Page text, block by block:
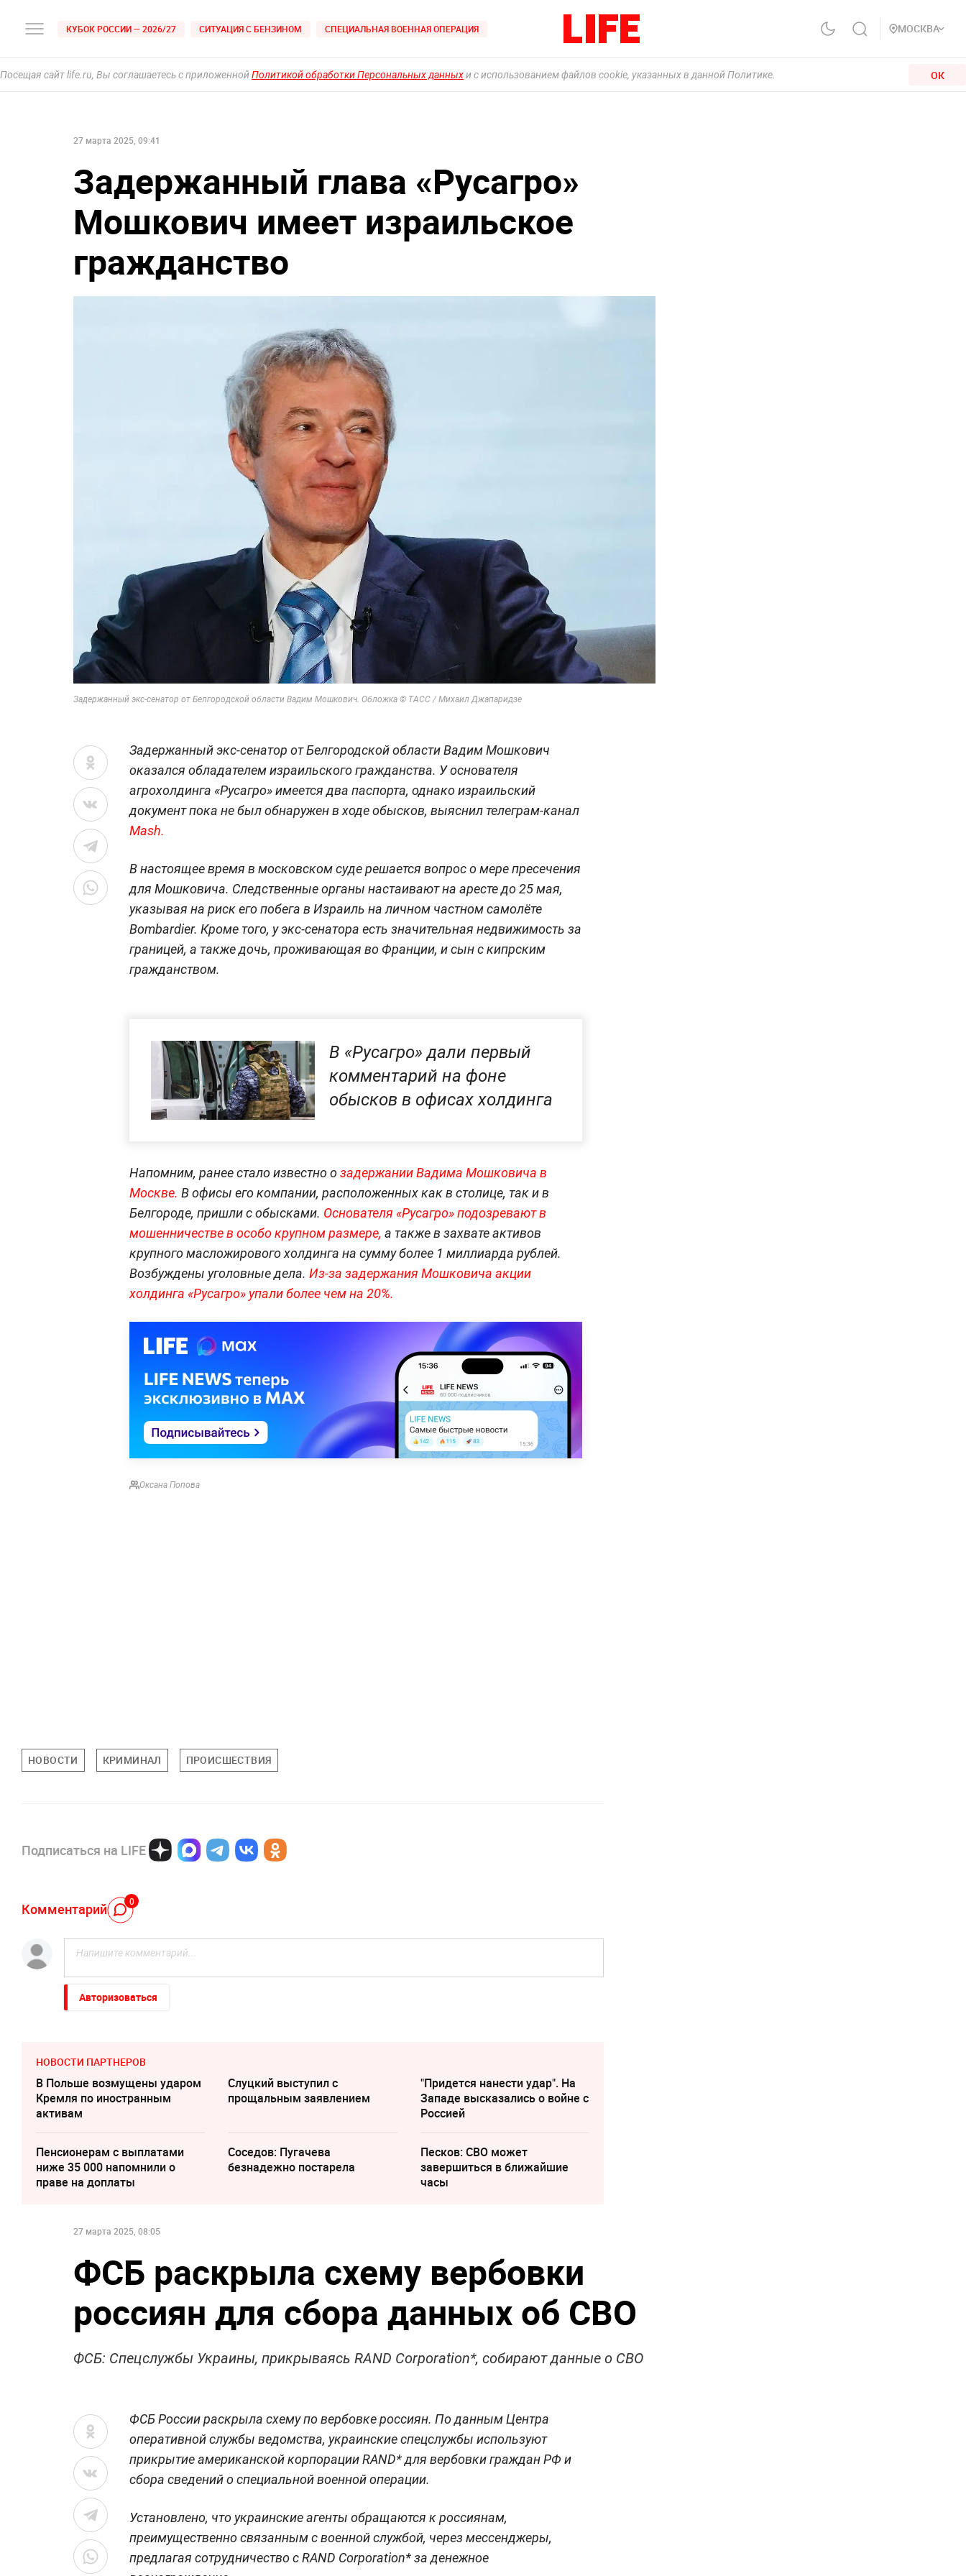
КУБОК РОССИИ — 2026/27 СИТУАЦИЯ С БЕНЗИНОМ СПЕЦИАЛЬНАЯ ВОЕННАЯ ОПЕРАЦИЯ МОСКВА
Посещая сайт life.ru, Вы соглашаетесь с приложеннойПолитикой обработки Персональных данныхи с использованием файлов cookie, указанных в данной Политике. ОК
27 марта 2025, 09:41
Задержанный глава «Русагро»
Мошкович имеет израильское
гражданство
Задержанный экс-сенатор от Белгородской области Вадим Мошкович. Обложка © ТАСС / Михаил Джапаридзе
Задержанный экс-сенатор от Белгородской области Вадим Мошкович
оказался обладателем израильского гражданства. У основателя
агрохолдинга «Русагро» имеется два паспорта, однако израильский
документ пока не был обнаружен в ходе обысков, выяснил телеграм-канал
Mash.
В настоящее время в московском суде решается вопрос о мере пресечения
для Мошковича. Следственные органы настаивают на аресте до 25 мая,
указывая на риск его побега в Израиль на личном частном самолёте
Bombardier. Кроме того, у экс-сенатора есть значительная недвижимость за
границей, а также дочь, проживающая во Франции, и сын с кипрским
гражданством.
В «Русагро» дали первый
комментарий на фоне
обысков в офисах холдинга
Напомним, ранее стало известно озадержании Вадима Мошковича в
Москве. В офисы его компании, расположенных как в столице, так и в
Белгороде, пришли с обысками. Основателя «Русагро» подозревают в
мошенничестве в особо крупном размере, а также в захвате активов
крупного масложирового холдинга на сумму более 1 миллиарда рублей.
Возбуждены уголовные дела. Из-за задержания Мошковича акции
холдинга «Русагро» упали более чем на 20%.
Оксана Попова
НОВОСТИ КРИМИНАЛ ПРОИСШЕСТВИЯ
Подписаться на LIFE
Комментарий 0
Авторизоваться
НОВОСТИ ПАРТНЕРОВ
В Польше возмущены ударом
Кремля по иностранным
активам
Слуцкий выступил с
прощальным заявлением
"Придется нанести удар". На
Западе высказались о войне с
Россией
Пенсионерам с выплатами
ниже 35 000 напомнили о
праве на доплаты
Соседов: Пугачева
безнадежно постарела
Песков: СВО может
завершиться в ближайшие
часы
27 марта 2025, 08:05
ФСБ раскрыла схему вербовки
россиян для сбора данных об СВО
ФСБ: Спецслужбы Украины, прикрываясь RAND Corporation*, собирают данные о СВО
ФСБ России раскрыла схему по вербовке россиян. По данным Центра
оперативной службы ведомства, украинские спецслужбы используют
прикрытие американской корпорации RAND* для вербовки граждан РФ и
сбора сведений о специальной военной операции.
Установлено, что украинские агенты обращаются к россиянам,
преимущественно связанным с военной службой, через мессенджеры,
предлагая сотрудничество с RAND Corporation* за денежное